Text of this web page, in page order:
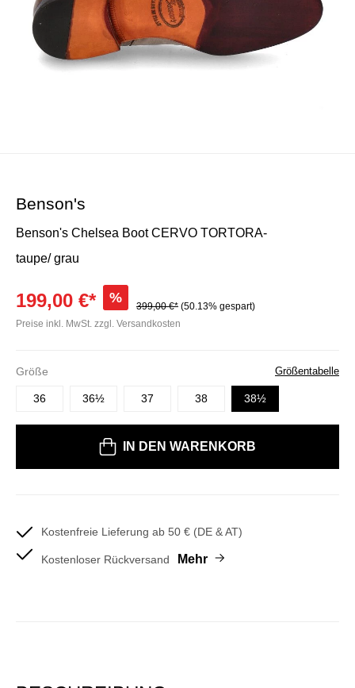
Benson's
Benson's Chelsea Boot CERVO TORTORA-
taupe/ grau
199,00 €* %
399,00 €* (50.13% gespart)
Preise inkl. MwSt. zzgl. Versandkosten
Größe Größentabelle
36 36½ 37 38 38½
IN DEN WARENKORB
Kostenfreie Lieferung ab 50 € (DE & AT)
Kostenloser Rückversand Mehr